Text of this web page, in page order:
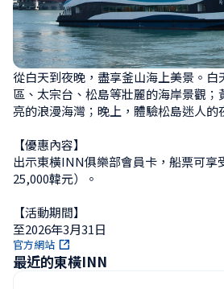
從白天到夜晚，盡享釜山海上美景。白
區、太宗台、松島等壯麗的海岸景觀；
亮的浪漫海灣；晚上，體驗松島迷人的
【優惠內容】
出示東橫INN俱樂部會員卡，船票可享
25,000韓元）。
【活動期間】
至2026年3月31日
官方網站
最近的東橫INN